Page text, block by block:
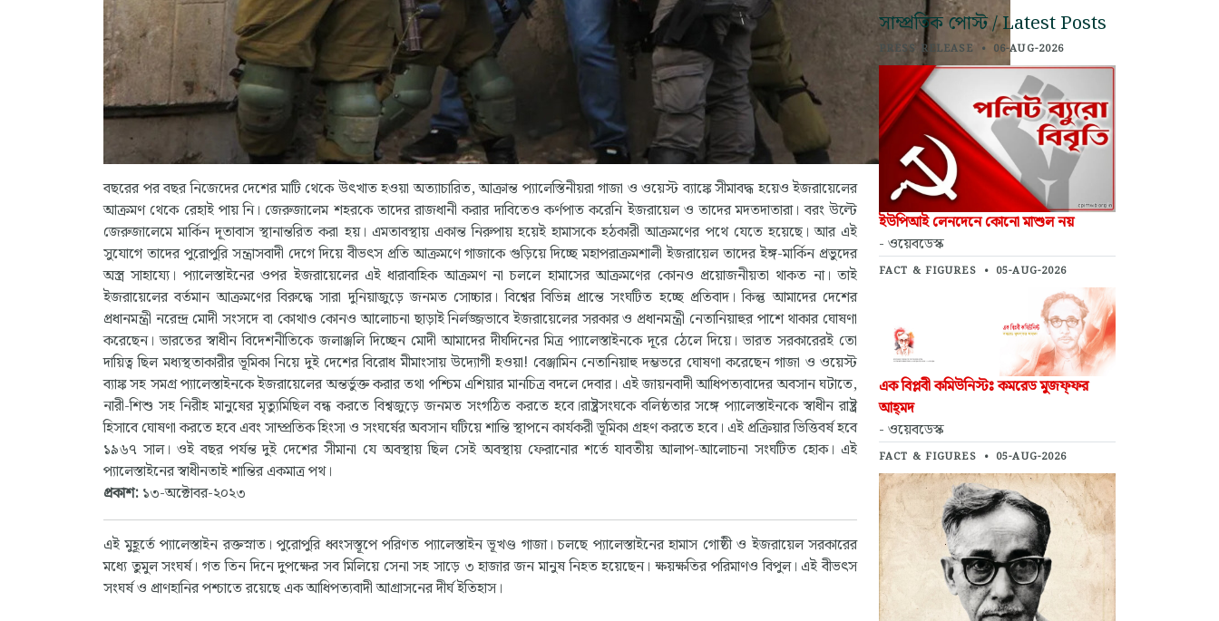
বছরের পর বছর নিজেদের দেশের মাটি থেকে উৎখাত হওয়া অত্যাচারিত, আক্রান্ত প্যালেস্তিনীয়রা গাজা ও ওয়েস্ট ব্যাঙ্কে সীমাবদ্ধ হয়েও ইজরায়েলের
আক্রমণ থেকে রেহাই পায় নি। জেরুজালেম শহরকে তাদের রাজধানী করার দাবিতেও কর্ণপাত করেনি ইজরায়েল ও তাদের মদতদাতারা। বরং উল্টে
জেরুজালেমে মার্কিন দূতাবাস স্থানান্তরিত করা হয়। এমতাবস্থায় একান্ত নিরুপায় হয়েই হামাসকে হঠকারী আক্রমণের পথে যেতে হয়েছে। আর এই
সুযোগে তাদের পুরোপুরি সন্ত্রাসবাদী দেগে দিয়ে বীভৎস প্রতি আক্রমণে গাজাকে গুড়িয়ে দিচ্ছে মহাপরাক্রমশালী ইজরায়েল তাদের ইঙ্গ-মার্কিন প্রভুদের
অস্ত্র সাহায্যে। প্যালেস্তাইনের ওপর ইজরায়েলের এই ধারাবাহিক আক্রমণ না চললে হামাসের আক্রমণের কোনও প্রয়োজনীয়তা থাকত না। তাই
ইজরায়েলের বর্তমান আক্রমণের বিরুদ্ধে সারা দুনিয়াজুড়ে জনমত সোচ্চার। বিশ্বের বিভিন্ন প্রান্তে সংঘটিত হচ্ছে প্রতিবাদ। কিন্তু আমাদের দেশের
প্রধানমন্ত্রী নরেন্দ্র মোদী সংসদে বা কোথাও কোনও আলোচনা ছাড়াই নির্লজ্জভাবে ইজরায়েলের সরকার ও প্রধানমন্ত্রী নেতানিয়াহুর পাশে থাকার ঘোষণা
করেছেন। ভারতের স্বাধীন বিদেশনীতিকে জলাঞ্জলি দিচ্ছেন মোদী আমাদের দীর্ঘদিনের মিত্র প্যালেস্তাইনকে দূরে ঠেলে দিয়ে। ভারত সরকারেরই তো
দায়িত্ব ছিল মধ্যস্থতাকারীর ভূমিকা নিয়ে দুই দেশের বিরোধ মীমাংসায় উদ্যোগী হওয়া! বেঞ্জামিন নেতানিয়াহু দম্ভভরে ঘোষণা করেছেন গাজা ও ওয়েস্ট
ব্যাঙ্ক সহ সমগ্র প্যালেস্তাইনকে ইজরায়েলের অন্তর্ভুক্ত করার তথা পশ্চিম এশিয়ার মানচিত্র বদলে দেবার। এই জায়নবাদী আধিপত্যবাদের অবসান ঘটাতে,
নারী-শিশু সহ নিরীহ মানুষের মৃত্যুমিছিল বন্ধ করতে বিশ্বজুড়ে জনমত সংগঠিত করতে হবে।রাষ্ট্রসংঘকে বলিষ্ঠতার সঙ্গে প্যালেস্তাইনকে স্বাধীন রাষ্ট্র
হিসাবে ঘোষণা করতে হবে এবং সাম্প্রতিক হিংসা ও সংঘর্ষের অবসান ঘটিয়ে শান্তি স্থাপনে কার্যকরী ভূমিকা গ্রহণ করতে হবে। এই প্রক্রিয়ার ভিত্তিবর্ষ হবে
১৯৬৭ সাল। ওই বছর পর্যন্ত দুই দেশের সীমানা যে অবস্থায় ছিল সেই অবস্থায় ফেরানোর শর্তে যাবতীয় আলাপ-আলোচনা সংঘটিত হোক। এই
প্যালেস্তাইনের স্বাধীনতাই শান্তির একমাত্র পথ।
প্রকাশ: ১৩-অক্টোবর-২০২৩
এই মুহূর্তে প্যালেস্তাইন রক্তস্নাত। পুরোপুরি ধ্বংসস্তূপে পরিণত প্যালেস্তাইন ভূখণ্ড গাজা। চলছে প্যালেস্তাইনের হামাস গোষ্ঠী ও ইজরায়েল সরকারের
মধ্যে তুমুল সংঘর্ষ। গত তিন দিনে দুপক্ষের সব মিলিয়ে সেনা সহ সাড়ে ৩ হাজার জন মানুষ নিহত হয়েছেন। ক্ষয়ক্ষতির পরিমাণও বিপুল। এই বীভৎস
সংঘর্ষ ও প্রাণহানির পশ্চাতে রয়েছে এক আধিপত্যবাদী আগ্রাসনের দীর্ঘ ইতিহাস।
সাম্প্রতিক পোস্ট / Latest Posts
PRESS RELEASE • 06-AUG-2026
ইউপিআই লেনদেনে কোনো মাশুল নয়
- ওয়েবডেস্ক
FACT & FIGURES • 05-AUG-2026
এক বিপ্লবী কমিউনিস্টঃ কমরেড মুজফ্‌ফর
আহ্‌মদ
- ওয়েবডেস্ক
FACT & FIGURES • 05-AUG-2026